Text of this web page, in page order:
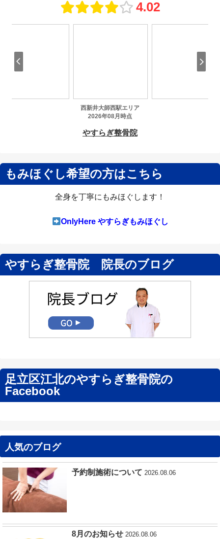
もみほぐし希望の方はこちら
全身を丁寧にもみほぐします！
OnlyHere やすらぎもみほぐし
やすらぎ整骨院 院長のブログ
足立区江北のやすらぎ整骨院の
Facebook
人気のブログ
予約制施術について 2026.08.06
8月のお知らせ 2026.08.06